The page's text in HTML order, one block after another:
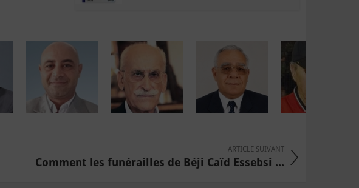
ARTICLE SUIVANT
Comment les funérailles de Béji Caïd Essebsi ...